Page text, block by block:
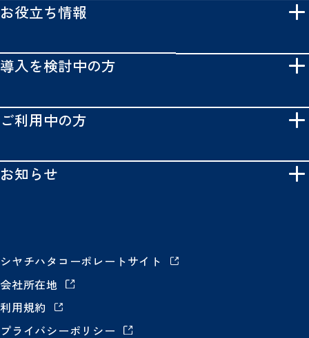
お役立ち情報
導入を検討中の方
ご利用中の方
お知らせ
シヤチハタコーポレートサイト
会社所在地
利用規約
プライバシーポリシー